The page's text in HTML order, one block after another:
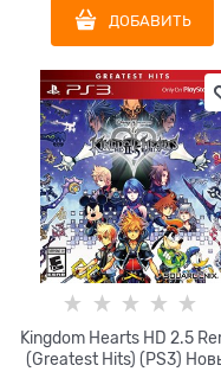
ДОБАВИТЬ
Kingdom Hearts HD 2.5
(Greatest Hits) (PS3)